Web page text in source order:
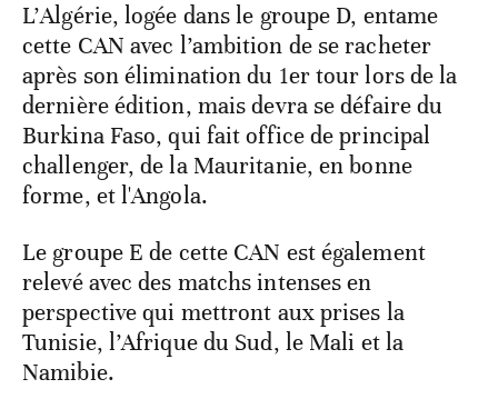
L’Algérie, logée dans le groupe D, entame
cette CAN avec l’ambition de se racheter
après son élimination du 1er tour lors de la
dernière édition, mais devra se défaire du
Burkina Faso, qui fait office de principal
challenger, de la Mauritanie, en bonne
forme, et l'Angola.
Le groupe E de cette CAN est également
relevé avec des matchs intenses en
perspective qui mettront aux prises la
Tunisie, l’Afrique du Sud, le Mali et la
Namibie.